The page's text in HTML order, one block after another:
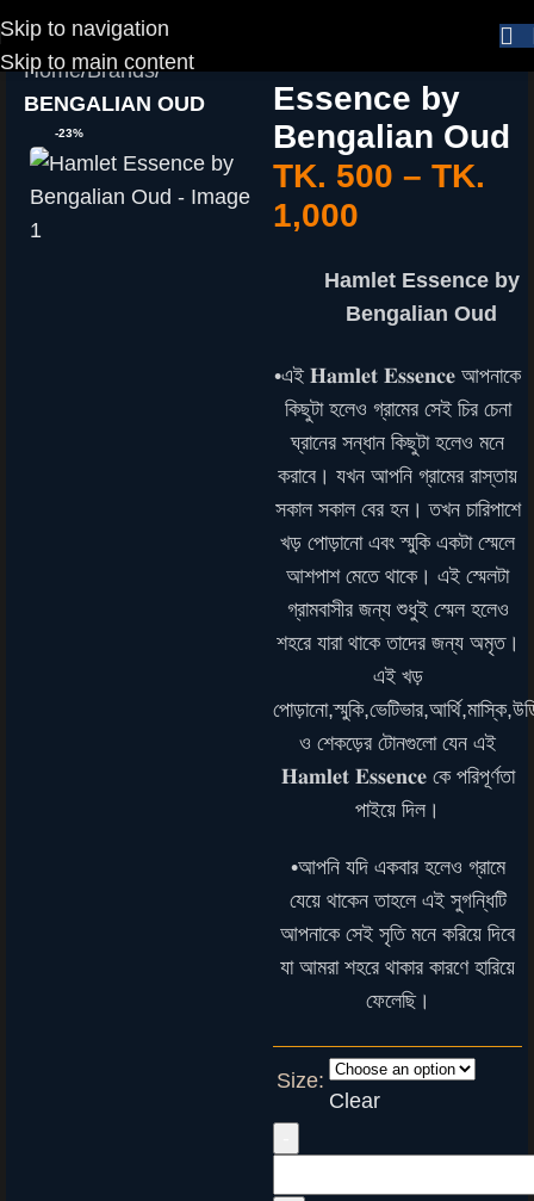
Skip to navigation
Skip to main content
Home Brands
BENGALIAN OUD
-23%
Essence by
Bengalian Oud
TK. 500 – TK.
1,000
Hamlet Essence by
Bengalian Oud
•এই 𝐇𝐚𝐦𝐥𝐞𝐭 𝐄𝐬𝐬𝐞𝐧𝐜𝐞 আপনাকে
কিছুটা হলেও গ্রামের সেই চির চেনা
ঘ্রানের সন্ধান কিছুটা হলেও মনে
করাবে। যখন আপনি গ্রামের রাস্তায়
সকাল সকাল বের হন। তখন চারিপাশে
খড় পোড়ানো এবং স্মুকি একটা স্মেলে
আশপাশ মেতে থাকে। এই স্মেলটা
গ্রামবাসীর জন্য শুধুই স্মেল হলেও
শহরে যারা থাকে তাদের জন্য অমৃত।
এই খড়
ও শেকড়ের টোনগুলো যেন এই
𝐇𝐚𝐦𝐥𝐞𝐭 𝐄𝐬𝐬𝐞𝐧𝐜𝐞 কে পরিপূর্ণতা
পাইয়ে দিল।
•আপনি যদি একবার হলেও গ্রামে
যেয়ে থাকেন তাহলে এই সুগন্ধিটি
আপনাকে সেই সৃতি মনে করিয়ে দিবে
যা আমরা শহরে থাকার কারণে হারিয়ে
ফেলেছি।
Size:
Clear